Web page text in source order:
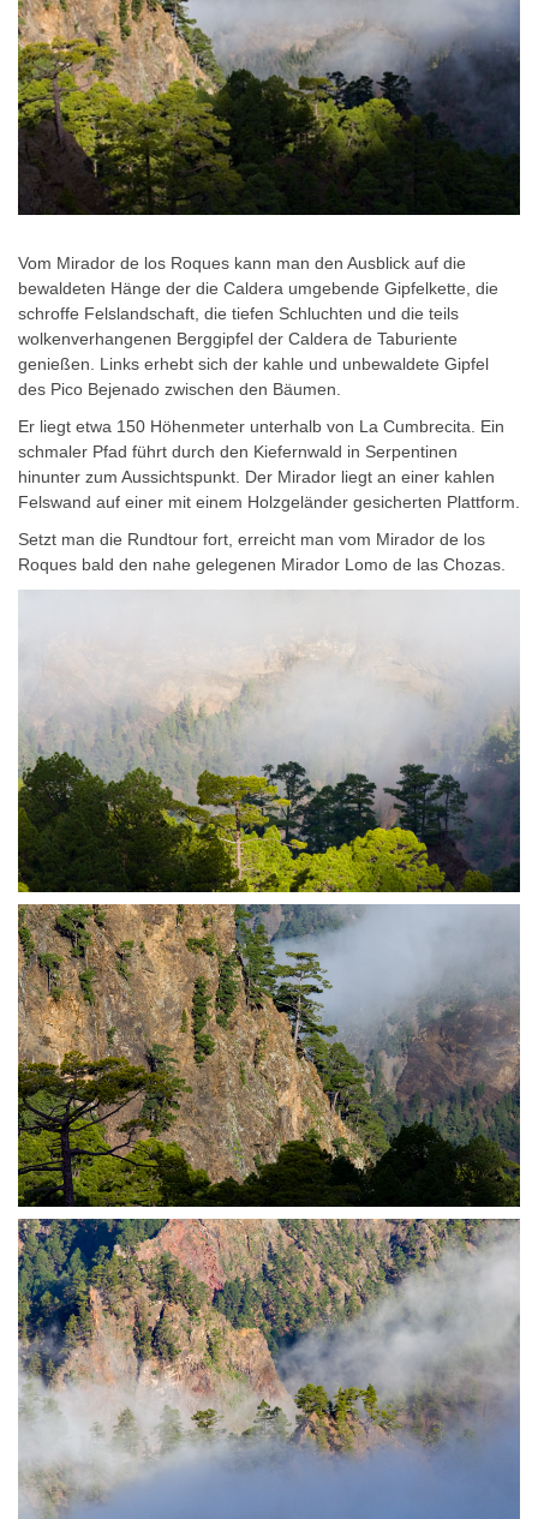
Vom Mirador de los Roques kann man den Ausblick auf die
bewaldeten Hänge der die Caldera umgebende Gipfelkette, die
schroffe Felslandschaft, die tiefen Schluchten und die teils
wolkenverhangenen Berggipfel der Caldera de Taburiente
genießen. Links erhebt sich der kahle und unbewaldete Gipfel
des Pico Bejenado zwischen den Bäumen.
Er liegt etwa 150 Höhenmeter unterhalb von La Cumbrecita. Ein
schmaler Pfad führt durch den Kiefernwald in Serpentinen
hinunter zum Aussichtspunkt. Der Mirador liegt an einer kahlen
Felswand auf einer mit einem Holzgeländer gesicherten Plattform.
Setzt man die Rundtour fort, erreicht man vom Mirador de los
Roques bald den nahe gelegenen Mirador Lomo de las Chozas.